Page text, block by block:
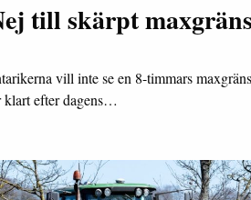
till skärpt
vill inte se en 8-timmars
klart efter dagens…